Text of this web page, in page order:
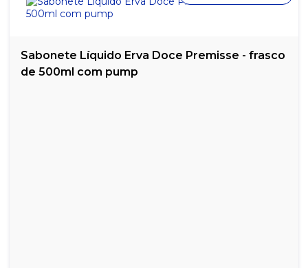
Sabonete Líquido Erva Doce Premisse - frasco
de 500ml com pump